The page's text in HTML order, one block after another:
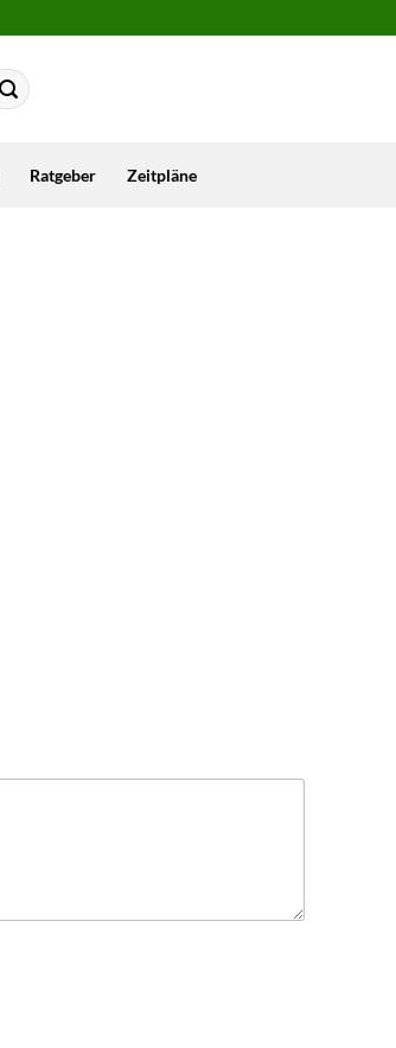
Ratgeber Zeitpläne